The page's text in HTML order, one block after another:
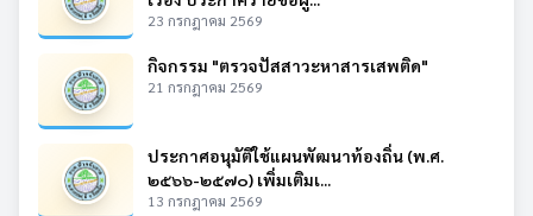
23 กรกฎาคม 2569
กิจกรรม "ตรวจปัสสาวะหาสารเสพติด"
21 กรกฎาคม 2569
ประกาศอนุมัติใช้แผนพัฒนาท้องถิ่น (พ.ศ.
๒๕๖๖-๒๕๗๐) เพิ่มเติมเ...
13 กรกฎาคม 2569